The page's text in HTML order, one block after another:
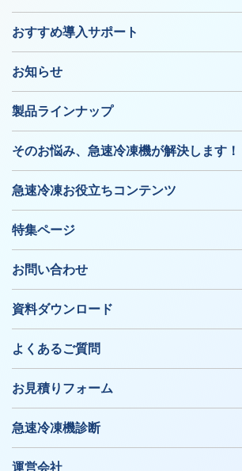
おすすめ導入サポート
お知らせ
製品ラインナップ
そのお悩み、急速冷凍機が解決します！
急速冷凍お役立ちコンテンツ
特集ページ
お問い合わせ
資料ダウンロード
よくあるご質問
お見積りフォーム
急速冷凍機診断
運営会社